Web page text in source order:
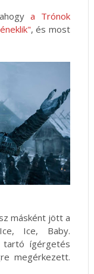
a Trónok
, és most
másként jött a
Ice, Baby.
tartó ígérgetés
megérkezett.